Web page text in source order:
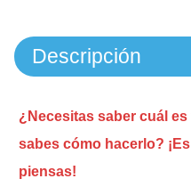
Descripción
¿Necesitas saber cuál
sabes cómo hacerlo?
piensas!